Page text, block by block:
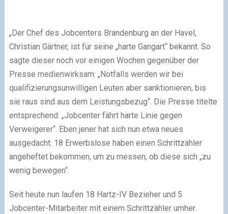
„Der Chef des Jobcenters Brandenburg an der Havel,
Christian Gärtner, ist für seine „harte Gangart“ bekannt. So
sagte dieser noch vor einigen Wochen gegenüber der
Presse medienwirksam: „Notfalls werden wir bei
qualifizierungsunwilligen Leuten aber sanktionieren, bis
sie raus sind aus dem Leistungsbezug“. Die Presse titelte
entsprechend: „Jobcenter fährt harte Linie gegen
Verweigerer“. Eben jener hat sich nun etwa neues
ausgedacht. 18 Erwerbslose haben einen Schrittzähler
angeheftet bekommen, um zu messen, ob diese sich „zu
wenig bewegen“.
Seit heute nun laufen 18 Hartz-IV Bezieher und 5
Jobcenter-Mitarbeiter mit einem Schrittzähler umher.